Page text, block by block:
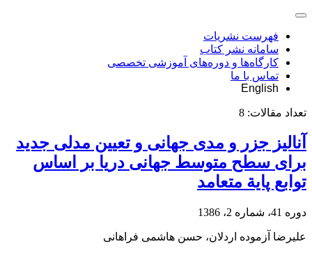
فهرست نشریات
سامانه نشر کتاب
کارگاه‌ها و دوره‌های آموزشی تخصصی
تماس با ما
English
تعداد مقالات: 8
آنالیز جزر و مدی جهانی و تعیین مدلی جدید
برای سطح متوسط جهانی دریا بر اساس
توابع پایة متعامد
دوره 41، شماره 2، 1386
علیرضا آزموده اردلان، حسن هاشمی فراهانی